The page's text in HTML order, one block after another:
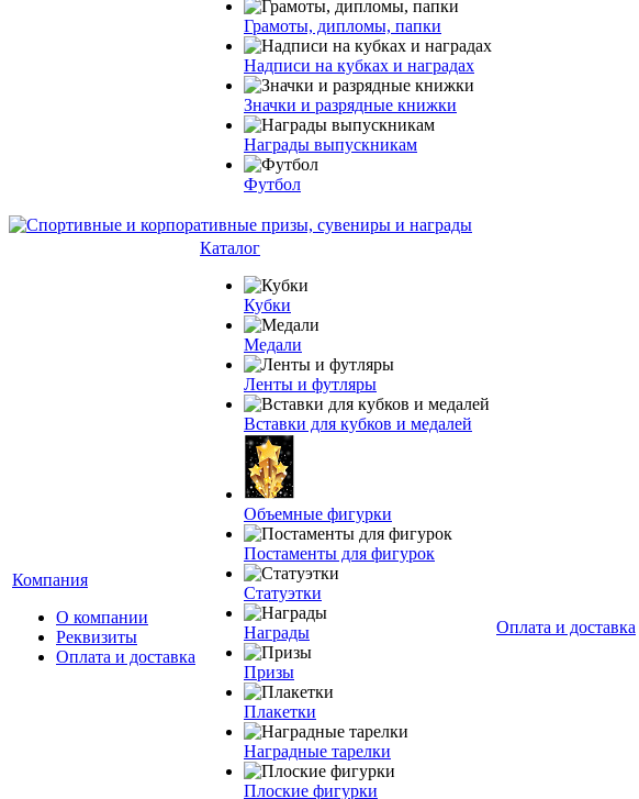
Грамоты, дипломы, папки
Надписи на кубках и наградах
Значки и разрядные книжки
Награды выпускникам
Футбол
Компания
О компании
Реквизиты
Оплата и доставка
Каталог
Кубки
Медали
Ленты и футляры
Вставки для кубков и медалей
Объемные фигурки
Постаменты для фигурок
Статуэтки
Награды
Призы
Плакетки
Наградные тарелки
Плоские фигурки
Оплата и доставка